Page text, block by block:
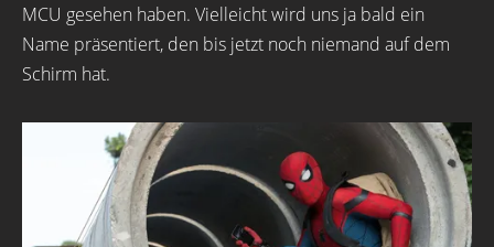
MCU gesehen haben. Vielleicht wird uns ja bald ein
Name präsentiert, den bis jetzt noch niemand auf dem
Schirm hat.